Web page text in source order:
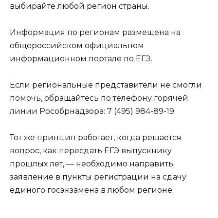
выбирайте любой регион страны.
Информация по регионам размещена на
общероссийском официальном
информационном портале по ЕГЭ.
Если региональные представители не смогли
помочь, обращайтесь по телефону горячей
линии Рособрнадзора: 7 (495) 984-89-19.
Тот же принцип работает, когда решается
вопрос, как пересдать ЕГЭ выпускнику
прошлых лет, — необходимо направить
заявление в пункты регистрации на сдачу
единого госэкзамена в любом регионе.